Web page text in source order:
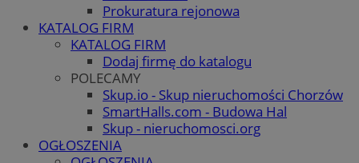
Prokuratura rejonowa
KATALOG FIRM
KATALOG FIRM
Dodaj firmę do katalogu
POLECAMY
Skup.io - Skup nieruchomości Chorzów
SmartHalls.com - Budowa Hal
Skup - nieruchomosci.org
OGŁOSZENIA